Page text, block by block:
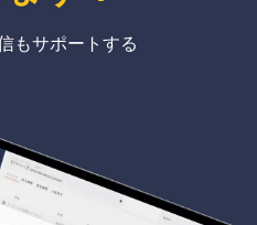
もサポートする